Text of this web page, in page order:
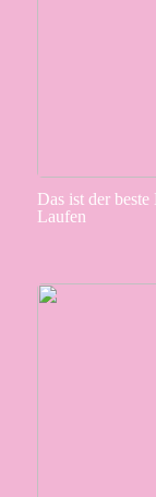
Das ist der
Laufen